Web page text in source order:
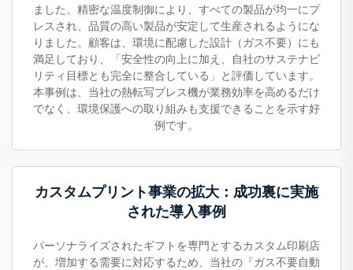
ました。精密な温度制御により、すべての製品が均一にプ
レスされ、品質の高い製品が安定して生産されるようにな
りました。顧客は、環境に配慮した設計（ガス不要）にも
満足しており、「安全性の向上に加え、自社のサステナビ
リティ目標とも完全に整合している」と評価しています。
本事例は、当社の熱転写プレス機が業務効率を高めるだけ
でなく、環境保護への取り組みも支援できることを示す好
例です。
カスタムプリント事業の拡大：成功裏に実施
された導入事例
パーソナライズされたギフトを専門とするカスタム印刷店
が、増加する需要に対応するため、当社の『ガス不要自動